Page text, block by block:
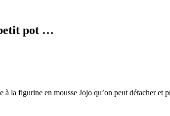
pot …
la figurine en mousse Jojo qu’on peut détacher et